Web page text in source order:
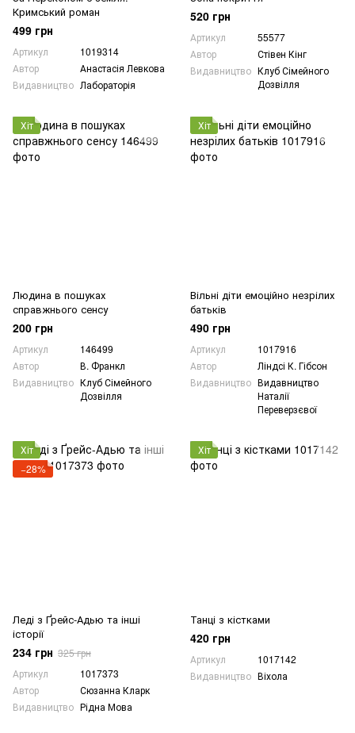
Кримський роман
499 грн
Артикул
1019314
Автор
Анастасія Левкова
Видавництво Лабораторія
520 грн
Артикул
55577
Автор
Стівен Кінг
Видавництво Клуб Сімейного
Дозвілля
Хіт
Людина в пошуках
справжнього сенсу
200 грн
Артикул
146499
Автор
В. Франкл
Видавництво Клуб Сімейного
Дозвілля
Хіт
Вільні діти емоційно незрілих
батьків
490 грн
Артикул
1017916
Автор
Ліндсі К. Гібсон
Видавництво Видавництво
Наталії
Переверзєвої
Хіт
−28%
Леді з Ґрейс-Адью та інші
історії
234 грн 325 грн
Артикул
1017373
Автор
Сюзанна Кларк
Видавництво Рідна Мова
Хіт
Танці з кістками
420 грн
Артикул
1017142
Видавництво Віхола